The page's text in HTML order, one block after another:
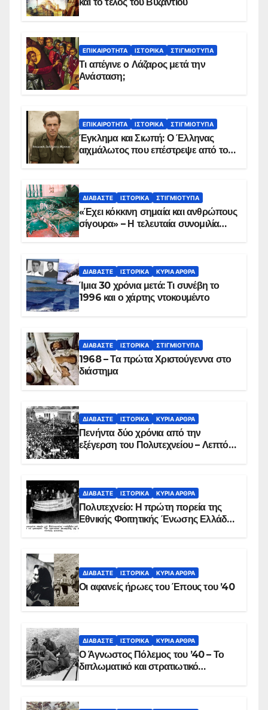
και το τέλος του Βυζαντίου
ΕΠΙΚΑΙΡΌΤΗΤΑ ΙΣΤΟΡΙΚΆ ΣΤΙΓΜΙΌΤΥΠΑ
Τι απέγινε ο Λάζαρος μετά την
Ανάσταση;
ΕΠΙΚΑΙΡΌΤΗΤΑ ΙΣΤΟΡΙΚΆ ΣΤΙΓΜΙΌΤΥΠΑ
Έγκλημα και Σιωπή: Ο Έλληνας
αιχμάλωτος που επέστρεψε από το
ΔΙΑΒΆΣΤΕ ΙΣΤΟΡΙΚΆ ΣΤΙΓΜΙΌΤΥΠΑ
«Έχει κόκκινη σημαία και ανθρώπους
σίγουρα» – Η τελευταία συνομιλία
ΔΙΑΒΆΣΤΕ ΙΣΤΟΡΙΚΆ ΚΥΡΙΑ ΑΡΘΡΑ
Ίμια 30 χρόνια μετά: Τι συνέβη το
1996 και ο χάρτης ντοκουμέντο
ΔΙΑΒΆΣΤΕ ΙΣΤΟΡΙΚΆ ΣΤΙΓΜΙΌΤΥΠΑ
1968 – Τα πρώτα Χριστούγεννα στο
διάστημα
ΔΙΑΒΆΣΤΕ ΙΣΤΟΡΙΚΆ ΚΥΡΙΑ ΑΡΘΡΑ
Πενήντα δύο χρόνια από την
εξέγερση του Πολυτεχνείου – Λεπτό
ΔΙΑΒΆΣΤΕ ΙΣΤΟΡΙΚΆ ΚΥΡΙΑ ΑΡΘΡΑ
Πολυτεχνείο: Η πρώτη πορεία της
Εθνικής Φοιτητικής Ένωσης Ελλάδος
ΔΙΑΒΆΣΤΕ ΙΣΤΟΡΙΚΆ ΚΥΡΙΑ ΑΡΘΡΑ
Οι αφανείς ήρωες του Έπους του ’40
ΔΙΑΒΆΣΤΕ ΙΣΤΟΡΙΚΆ ΚΥΡΙΑ ΑΡΘΡΑ
Ο Άγνωστος Πόλεμος του ’40 – Το
διπλωματικό και στρατιωτικό